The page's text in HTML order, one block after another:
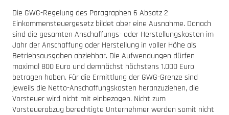
Die GWG-Regelung des Paragraphen 6 Absatz 2
Einkommensteuergesetz bildet aber eine Ausnahme. Danach
sind die gesamten Anschaffungs- oder Herstellungskosten im
Jahr der Anschaffung oder Herstellung in voller Höhe als
Betriebsausgaben abziehbar. Die Aufwendungen dürfen
maximal 800 Euro und demnächst höchstens 1.000 Euro
betragen haben. Für die Ermittlung der GWG-Grenze sind
jeweils die Netto-Anschaffungskosten heranzuziehen, die
Vorsteuer wird nicht mit einbezogen. Nicht zum
Vorsteuerabzug berechtigte Unternehmer werden somit nicht